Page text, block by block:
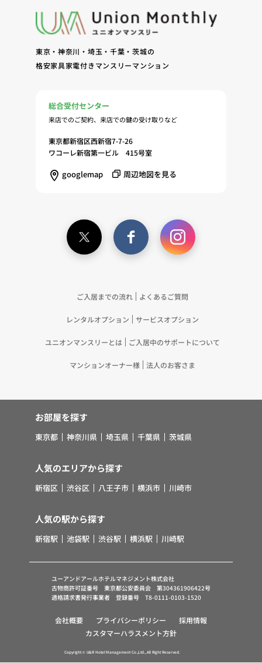
東京・神奈川・埼玉・千葉・茨城の
格安家具家電付きマンスリーマンション
総合受付センター
来店でのご契約、来店での鍵の受け取りなど
東京都新宿区西新宿7-7-26
ワコーレ新宿第一ビル 415号室
googlemap 周辺地図を見る
ご入居までの流れ よくあるご質問
レンタルオプション サービスオプション
ユニオンマンスリーとは ご入居中のサポートについて
マンションオーナー様 法人のお客さま
お部屋を探す
東京都 神奈川県 埼玉県 千葉県 茨城県
人気のエリアから探す
新宿区 渋谷区 八王子市 横浜市 川崎市
人気の駅から探す
新宿駅 池袋駅 渋谷駅 横浜駅 川崎駅
ユーアンドアールホテルマネジメント株式会社
古物商許可証番号 東京都公安委員会 第304361906422号
適格請求書発行事業者 登録番号 T8-0111-0103-1520
会社概要 プライバシーポリシー
採用情報
カスタマーハラスメント方針
Copyright © U&R Hotel Management Co.,Ltd., All Right Reserved.